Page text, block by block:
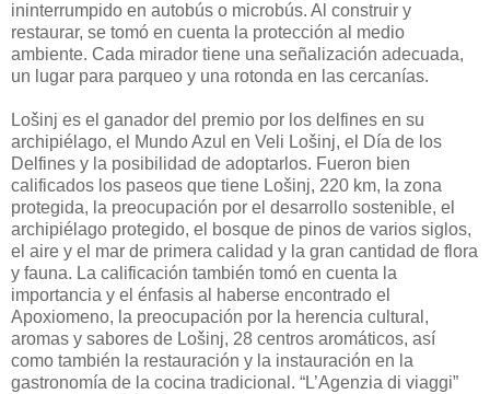
ininterrumpido en autobús o microbús. Al construir y
restaurar, se tomó en cuenta la protección al medio
ambiente. Cada mirador tiene una señalización adecuada,
un lugar para parqueo y una rotonda en las cercanías.
Lošinj es el ganador del premio por los delfines en su
archipiélago, el Mundo Azul en Veli Lošinj, el Día de los
Delfines y la posibilidad de adoptarlos. Fueron bien
calificados los paseos que tiene Lošinj, 220 km, la zona
protegida, la preocupación por el desarrollo sostenible, el
archipiélago protegido, el bosque de pinos de varios siglos,
el aire y el mar de primera calidad y la gran cantidad de flora
y fauna. La calificación también tomó en cuenta la
importancia y el énfasis al haberse encontrado el
Apoxiomeno, la preocupación por la herencia cultural,
aromas y sabores de Lošinj, 28 centros aromáticos, así
como también la restauración y la instauración en la
gastronomía de la cocina tradicional. “L’Agenzia di viaggi”